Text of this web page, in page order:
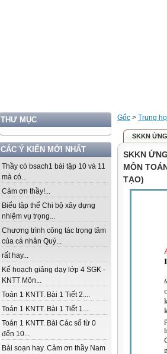
THƯ MỤC
CÁC Ý KIẾN MỚI NHẤT
Thầy có bsach1 bài tập 10 và 11
mà có...
Cảm ơn thầy!...
Biểu tập thể Chi bộ xây dựng
nhiệm vụ trọng...
Chương trình công tác trọng tâm
của cá nhân Quý...
rất hay...
Kế hoạch giảng dạy lớp 4 SGK -
KNTT Môn...
Toán 1 KNTT. Bài 1 Tiết 2....
Toán 1 KNTT. Bài 1 Tiết 1....
Toán 1 KNTT. Bài Các số từ 0
đến 10...
Bài soạn hay. Cảm ơn thầy Nam
Gốc > Trung
SKKN
SKKN
MÔN
TẠO)